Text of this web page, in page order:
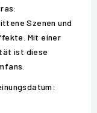
Szenen und
Mit einer
ist diese